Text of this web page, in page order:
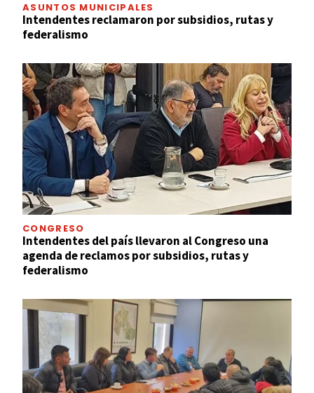
ASUNTOS MUNICIPALES
Intendentes reclamaron por subsidios, rutas y
federalismo
CONGRESO
Intendentes del país llevaron al Congreso una
agenda de reclamos por subsidios, rutas y
federalismo